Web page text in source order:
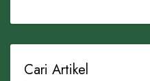
Cari Artikel